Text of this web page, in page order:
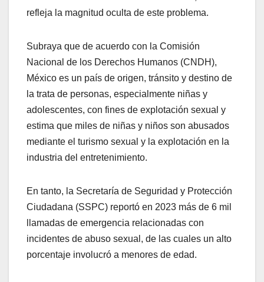
refleja la magnitud oculta de este problema.
Subraya que de acuerdo con la Comisión
Nacional de los Derechos Humanos (CNDH),
México es un país de origen, tránsito y destino de
la trata de personas, especialmente niñas y
adolescentes, con fines de explotación sexual y
estima que miles de niñas y niños son abusados
mediante el turismo sexual y la explotación en la
industria del entretenimiento.
En tanto, la Secretaría de Seguridad y Protección
Ciudadana (SSPC) reportó en 2023 más de 6 mil
llamadas de emergencia relacionadas con
incidentes de abuso sexual, de las cuales un alto
porcentaje involucró a menores de edad.